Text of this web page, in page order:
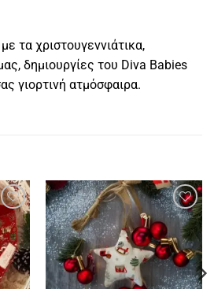
τα χριστουγεννιάτικα,
δημιουργίες του Diva Babies
γιορτινή ατμόσφαιρα.
Πρόσθήκη
στην
λίστα
επιθυμιών